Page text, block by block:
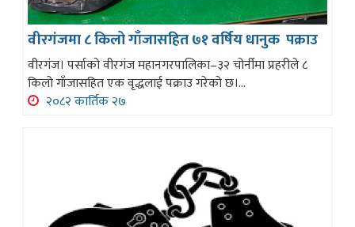
वीरगंजमा ८ किलो गाँजासहित ७१ वर्षिय धानुक पक्राउ
वीरगंज। पर्साको वीरगंज महानगरपालिका–३२ चोर्नीमा प्रहरीले ८
किलो गाँजासहित एक वृद्धलाई पक्राउ गरेको छ।...
२०८२ कार्तिक २७